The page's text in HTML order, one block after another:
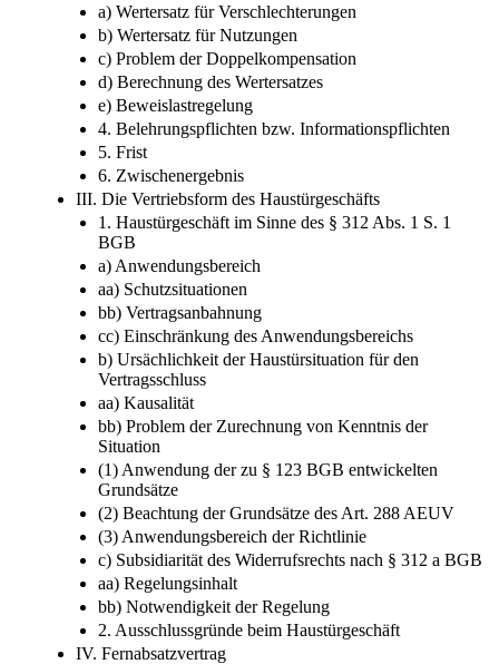
a) Wertersatz für Verschlechterungen
b) Wertersatz für Nutzungen
c) Problem der Doppelkompensation
d) Berechnung des Wertersatzes
e) Beweislastregelung
4. Belehrungspflichten bzw. Informationspflichten
5. Frist
6. Zwischenergebnis
III. Die Vertriebsform des Haustürgeschäfts
1. Haustürgeschäft im Sinne des § 312 Abs. 1 S. 1
BGB
a) Anwendungsbereich
aa) Schutzsituationen
bb) Vertragsanbahnung
cc) Einschränkung des Anwendungsbereichs
b) Ursächlichkeit der Haustürsituation für den
Vertragsschluss
aa) Kausalität
bb) Problem der Zurechnung von Kenntnis der
Situation
(1) Anwendung der zu § 123 BGB entwickelten
Grundsätze
(2) Beachtung der Grundsätze des Art. 288 AEUV
(3) Anwendungsbereich der Richtlinie
c) Subsidiarität des Widerrufsrechts nach § 312 a BGB
aa) Regelungsinhalt
bb) Notwendigkeit der Regelung
2. Ausschlussgründe beim Haustürgeschäft
IV. Fernabsatzvertrag